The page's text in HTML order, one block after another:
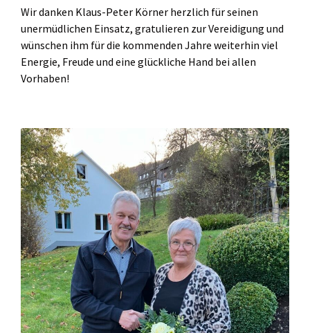
Wir danken Klaus-Peter Körner herzlich für seinen
unermüdlichen Einsatz, gratulieren zur Vereidigung und
wünschen ihm für die kommenden Jahre weiterhin viel
Energie, Freude und eine glückliche Hand bei allen
Vorhaben!